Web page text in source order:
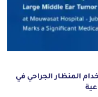
المنظار الجراحي في